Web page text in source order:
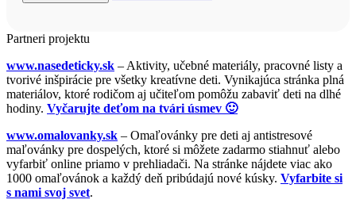
Partneri projektu
www.nasedeticky.sk – Aktivity, učebné materiály, pracovné listy a
tvorivé inšpirácie pre všetky kreatívne deti. Vynikajúca stránka plná
materiálov, ktoré rodičom aj učiteľom pomôžu zabaviť deti na dlhé
hodiny. Vyčarujte deťom na tvári úsmev 🙂
www.omalovanky.sk – Omaľovánky pre deti aj antistresové
maľovánky pre dospelých, ktoré si môžete zadarmo stiahnuť alebo
vyfarbiť online priamo v prehliadači. Na stránke nájdete viac ako
1000 omaľovánok a každý deň pribúdajú nové kúsky. Vyfarbite si
s nami svoj svet.